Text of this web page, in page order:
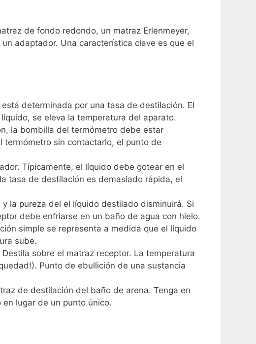
de fondo redondo, un matraz Erlenmeyer,
adaptador. Una característica clave es que el
determinada por una tasa de destilación. El
se eleva la temperatura del aparato.
la bombilla del termómetro debe estar
termómetro sin contactarlo, el punto de
Típicamente, el líquido debe gotear en el
tasa de destilación es demasiado rápida, el
la pureza del el líquido destilado disminuirá. Si
debe enfriarse en un baño de agua con hielo.
simple se representa a medida que el líquido
sube.
Destila sobre el matraz receptor. La temperatura
Punto de ebullición de una sustancia
de destilación del baño de arena. Tenga en
lugar de un punto único.